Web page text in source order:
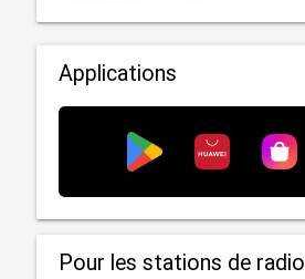
Applications
Pour les stations de radio